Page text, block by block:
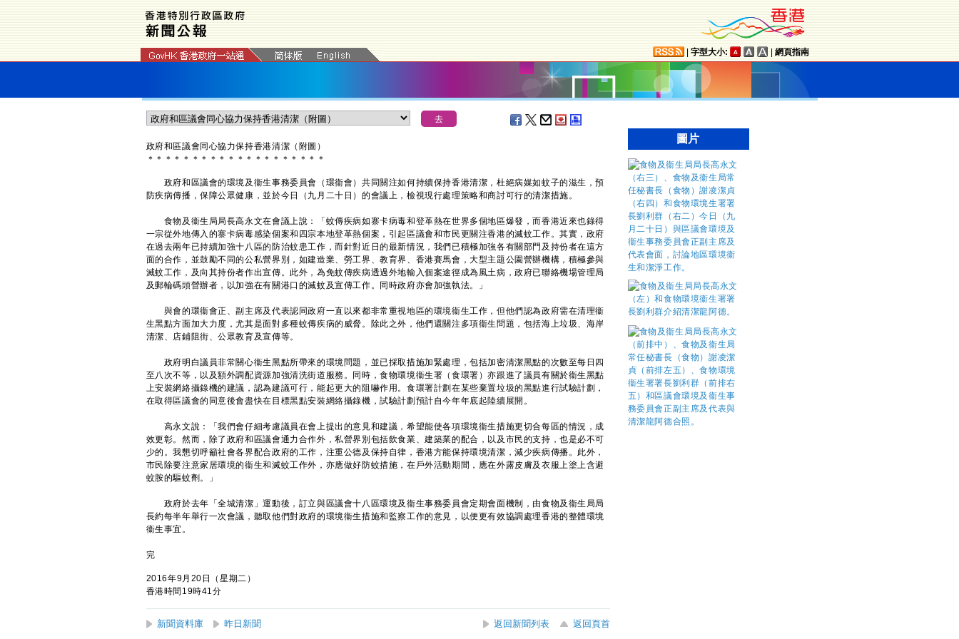
字型大小: 網頁指南
政府和區議會同心協力保持香港清潔（附圖）
＊ ＊ ＊ ＊ ＊ ＊ ＊ ＊ ＊ ＊ ＊ ＊ ＊ ＊ ＊ ＊ ＊ ＊ ＊ ＊
政府和區議會的環境及衞生事務委員會（環衞會）共同關注如何持續保持香港清潔，杜絕病媒如蚊子的滋生，預
防疾病傳播，保障公眾健康，並於今日（九月二十日）的會議上，檢視現行處理策略和商討可行的清潔措施。
食物及衞生局局長高永文在會議上說：「蚊傳疾病如寨卡病毒和登革熱在世界多個地區爆發，而香港近來也錄得
一宗從外地傳入的寨卡病毒感染個案和四宗本地登革熱個案，引起區議會和市民更關注香港的滅蚊工作。其實，政府
在過去兩年已持續加強十八區的防治蚊患工作，而針對近日的最新情況，我們已積極加強各有關部門及持份者在這方
面的合作，並鼓勵不同的公私營界別，如建造業、勞工界、教育界、香港賽馬會，大型主題公園營辦機構，積極參與
滅蚊工作，及向其持份者作出宣傳。此外，為免蚊傳疾病透過外地輸入個案途徑成為風土病，政府已聯絡機場管理局
及郵輪碼頭營辦者，以加強在有關港口的滅蚊及宣傳工作。同時政府亦會加強執法。」
與會的環衞會正、副主席及代表認同政府一直以來都非常重視地區的環境衞生工作，但他們認為政府需在清理衞
生黑點方面加大力度，尤其是面對多種蚊傳疾病的威脅。除此之外，他們還關注多項衞生問題，包括海上垃圾、海岸
清潔、店鋪阻街、公眾教育及宣傳等。
政府明白議員非常關心衞生黑點所帶來的環境問題，並已採取措施加緊處理，包括加密清潔黑點的次數至每日四
至八次不等，以及額外調配資源加強清洗街道服務。同時，食物環境衞生署（食環署）亦跟進了議員有關於衞生黑點
上安裝網絡攝錄機的建議，認為建議可行，能起更大的阻嚇作用。食環署計劃在某些棄置垃圾的黑點進行試驗計劃，
在取得區議會的同意後會盡快在目標黑點安裝網絡攝錄機，試驗計劃預計自今年年底起陸續展開。
高永文說：「我們會仔細考慮議員在會上提出的意見和建議，希望能使各項環境衞生措施更切合每區的情況，成
效更彰。然而，除了政府和區議會通力合作外，私營界別包括飲食業、建築業的配合，以及市民的支持，也是必不可
少的。我懇切呼籲社會各界配合政府的工作，注重公德及保持自律，香港方能保持環境清潔，減少疾病傳播。此外，
市民除要注意家居環境的衞生和滅蚊工作外，亦應做好防蚊措施，在戶外活動期間，應在外露皮膚及衣服上塗上含避
蚊胺的驅蚊劑。」
政府於去年「全城清潔」運動後，訂立與區議會十八區環境及衞生事務委員會定期會面機制，由食物及衞生局局
長約每半年舉行一次會議，聽取他們對政府的環境衞生措施和監察工作的意見，以便更有效協調處理香港的整體環境
衞生事宜。
完
2016年9月20日（星期二）
香港時間19時41分
新聞資料庫 昨日新聞 返回新聞列表
返回頁首
圖片